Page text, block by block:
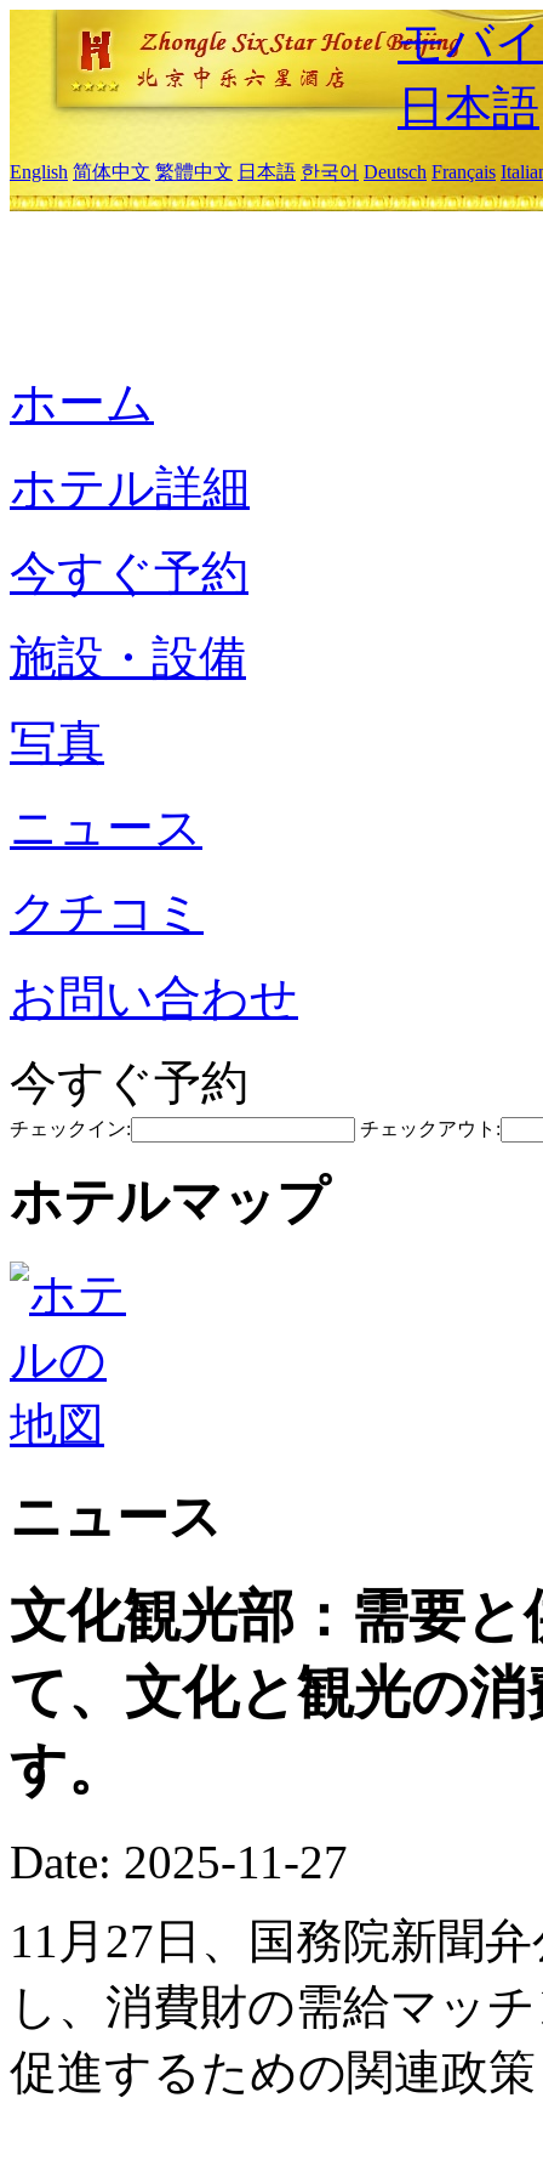
モバ
日本語
English 简体中文 繁體中文 日本語 한국어 Deutsch Français
ホーム
ホテル詳細
今すぐ予約
施設・設備
写真
ニュース
クチコミ
お問い合わせ
今すぐ予約
チェックイン: チェックアウト:
ホテルマップ
ニュース
文化観光部：需要
て、文化と観光の
す。
Date: 2025-11-27
11月27日、国務院新聞
し、消費財の需給マッ
促進するための関連政